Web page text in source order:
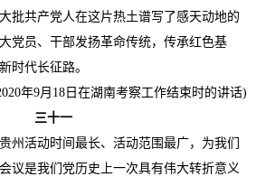
批共产党人在这片热土谱写了感天动地的
党员、干部发扬革命传统，传承红色基
时代长征路。
年9月18日在湖南考察工作结束时的讲话)
三十一
活动时间最长、活动范围最广，为我们
议是我们党历史上一次具有伟大转折意义